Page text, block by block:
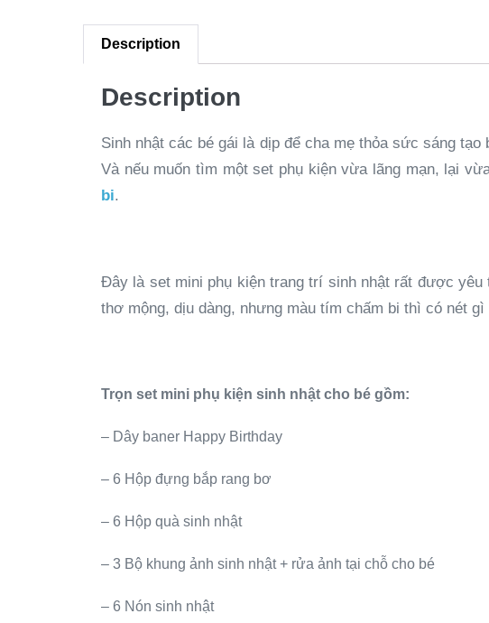
Description
Description
Sinh nhật các bé gái là dịp để cha mẹ thỏa sức sáng
Và nếu muốn tìm một set phụ kiện vừa lãng mạn, lại
bi.
Đây là set mini phụ kiện trang trí sinh nhật rất được
thơ mộng, dịu dàng, nhưng màu tím chấm bi thì có nét
Trọn set mini phụ kiện sinh nhật cho bé gồm:
– Dây baner Happy Birthday
– 6 Hộp đựng bắp rang bơ
– 6 Hộp quà sinh nhật
– 3 Bộ khung ảnh sinh nhật + rửa ảnh tại chỗ cho bé
– 6 Nón sinh nhật